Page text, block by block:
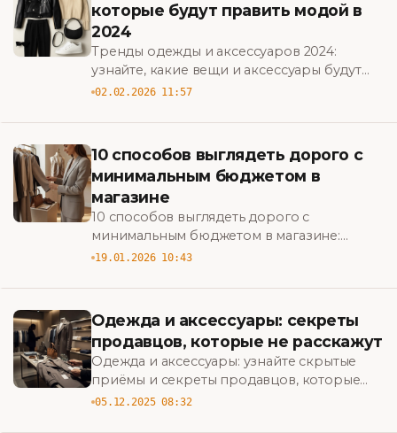
которые будут править модой в
2024
Тренды одежды и аксессуаров 2024:
узнайте, какие вещи и аксессуары будут
править модой — практичные советы по
02.02.2026 11:57
10 способов выглядеть дорого с
минимальным бюджетом в
магазине
10 способов выглядеть дорого с
минимальным бюджетом в магазине:
практичные лайфхаки по выбору тканей,
стильно и экономно. BigBazar
19.01.2026 10:43
Одежда и аксессуары: секреты
продавцов, которые не расскажут
Одежда и аксессуары: узнайте скрытые
приёмы и секреты продавцов, которые
помогут покупать выгодно, избегать
05.12.2025 08:32